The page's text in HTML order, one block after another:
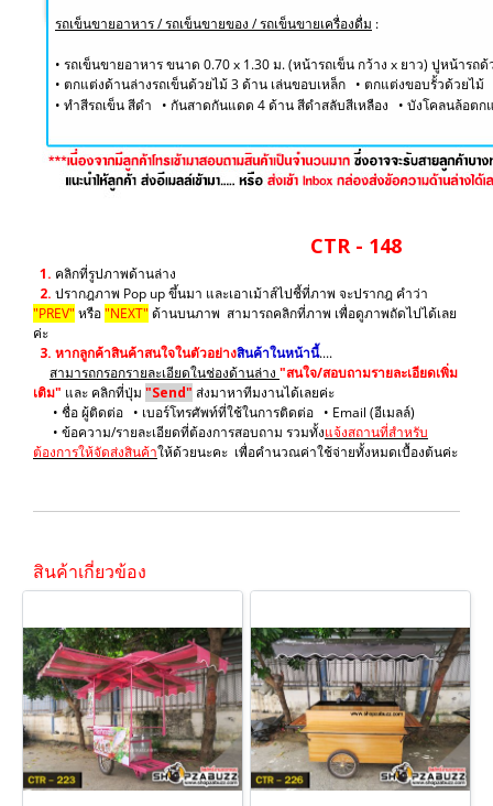
รถเข็นขายอาหาร / รถเข็นขายของ / รถเข็นขายเครื่องดื่ม :
• รถเข็นขายอาหาร ขนาด 0.70 x 1.30 ม. (หน้ารถเข็น กว้าง x ยาว) ปูหน้าร
• ตกแต่งด้านล่างรถเข็นด้วยไม้ 3 ด้าน เล่นขอบเหล็ก • ตกแต่งขอบรั้วด้วยไ
​• ทำสีรถเข็น สีดำ ​• กันสาดกันแดด 4 ด้าน สีดำสลับสีเหลือง ​• บังโคลนล้อ
CTR - 148
1. คลิกที่รูปภาพด้านล่าง
2. ปรากฎภาพ Pop up ขึ้นมา และเอาเม้าส์ไปชี้ที่ภาพ จะปรากฎ คำว่า
"PREV" หรือ"NEXT" ด้านบนภาพ สามารถคลิกที่ภาพ เพื่อดูภาพถัดไปได้เลย
ค่ะ
3. หากลูกค้าสินค้าสนใจในตัวอย่างสินค้าในหน้านี้....
สามารถกรอกรายละเอียดในช่องด้านล่าง "สนใจ/สอบถามรายละเอียดเพิ่ม
เติม" และ คลิกที่ปุ่ม "Send" ส่งมาหาทีมงานได้เลยค่ะ
• ชื่อ ผู้ติดต่อ • เบอร์โทรศัพท์ที่ใช้ในการติดต่อ • Email (อีเมลล์)
• ข้อความ/รายละเอียดที่ต้องการสอบถาม รวมทั้งแจ้งสถานที่สำหรับ
ต้องการให้จัดส่งสินค้าให้ด้วยนะคะ เพื่อคำนวณค่าใช้จ่ายทั้งหมดเบื้องต้นค่ะ
สินค้าเกี่ยวข้อง